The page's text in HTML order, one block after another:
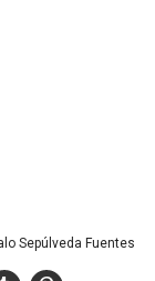
Sepúlveda Fuentes